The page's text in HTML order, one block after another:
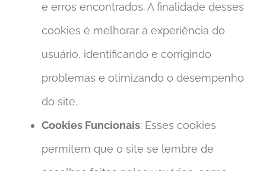
e erros encontrados. A finalidade desses
cookies é melhorar a experiência do
usuário, identificando e corrigindo
problemas e otimizando o desempenho
do site.
Cookies Funcionais: Esses cookies
permitem que o site se lembre de